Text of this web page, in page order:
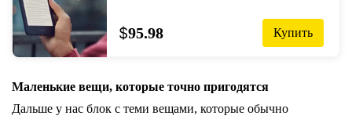
$95.98 Купить
Маленькие вещи, которые точно пригодятся
Дальше у нас блок с теми вещами, которые обычно